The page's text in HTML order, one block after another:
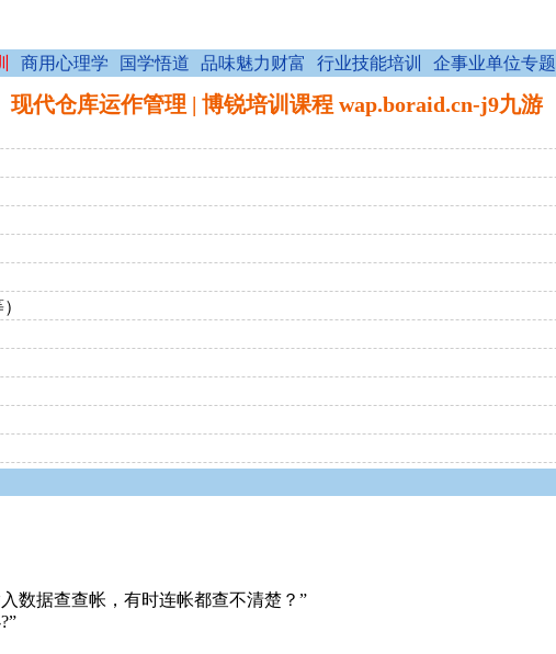
商用心理学 国学悟道 品味魅力财富 行业技能培训 企事业单位专题
现代仓库运作管理 | 博锐培训课程 wap.boraid.cn-j9九游
数据查查帐，有时连帐都查不清楚？”